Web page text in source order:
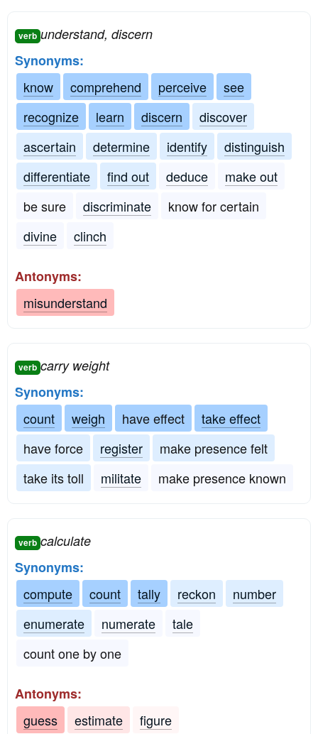
verb understand, discern
Synonyms:
know
comprehend perceive
see
recognize
learn discern
discover
ascertain
determine identify
distinguish
differentiate
find out deduce
make out
be sure
discriminate
know for certain
divine
clinch
Antonyms:
misunderstand
verb carry weight
Synonyms:
count
weigh have effect
take effect
have force
register
make presence felt
take its toll
militate make presence known
verb calculate
Synonyms:
compute
count tally reckon
number
enumerate
numerate
tale
count one by one
Antonyms:
guess
estimate figure